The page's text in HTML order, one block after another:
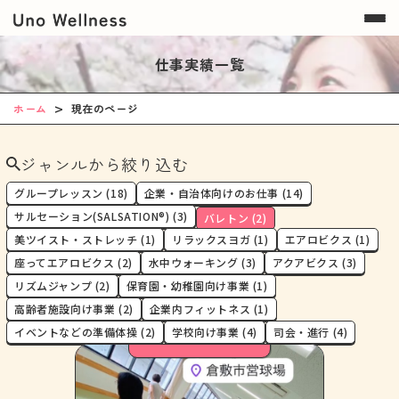
仕事実績一覧
ホーム 現在のページ
ジャンルから絞り込む
グループレッスン (18)
企業・自治体向けのお仕事 (14)
サルセーション(SALSATION®) (3)
バレトン (2)
美ツイスト・ストレッチ (1)
リラックスヨガ (1)
エアロビクス (1)
座ってエアロビクス (2)
水中ウォーキング (3)
アクアビクス (3)
リズムジャンプ (2)
保育園・幼稚園向け事業 (1)
高齢者施設向け事業 (2)
企業内フィットネス (1)
イベントなどの準備体操 (2)
学校向け事業 (4) 司会・進行 (4)